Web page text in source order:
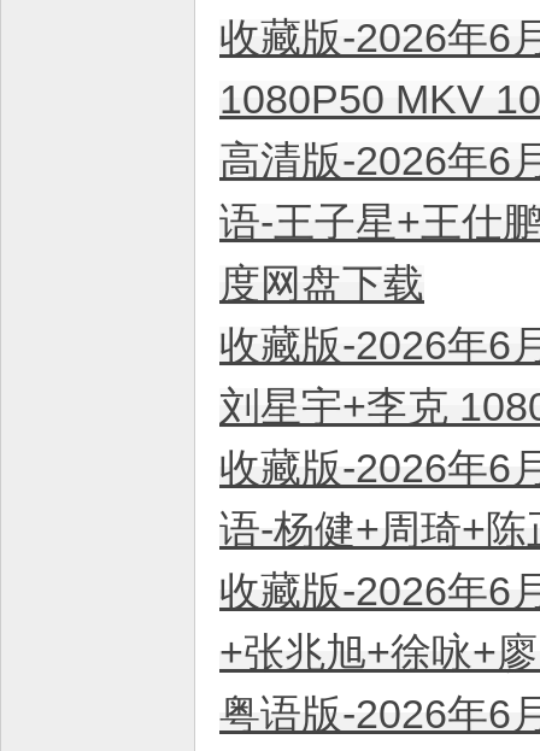
收藏版-2026年6
1080P50 MKV
高清版-2026年6
语-王子星+王仕
度网盘下载
收藏版-2026年6
刘星宇+李克
收藏版-2026年6
语-杨健+周琦+
收藏版-2026年6
+张兆旭+徐咏+
粤语版-2026年6